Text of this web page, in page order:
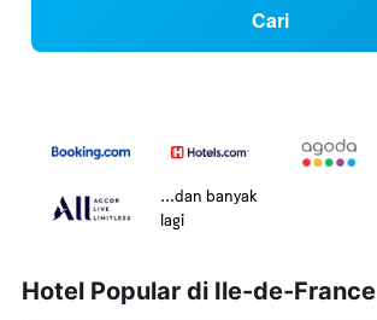
Cari
...dan banyak
lagi
Hotel Popular di Ile-de-France